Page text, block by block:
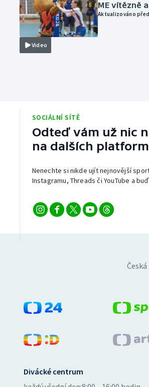
Video
ME vítězně
Aktualizováno
SOCIÁLNÍ SÍTĚ
Odteď vám už nic
na dalších
Nenechte si nikde ujít nejnovější
Instagramu, Threads či YouTube a
Divácké centrum